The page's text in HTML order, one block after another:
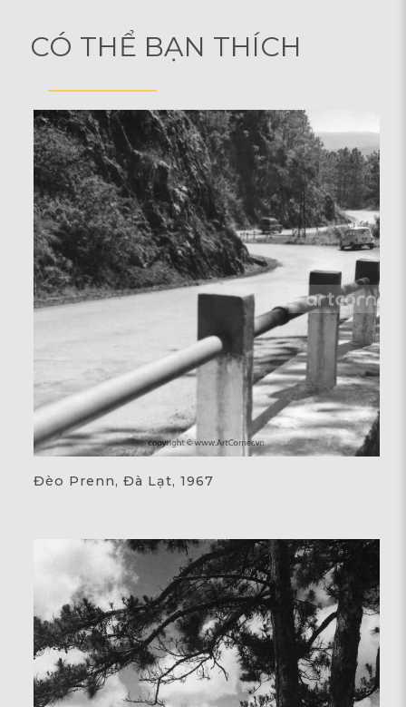
CÓ THỂ BẠN THÍCH
Đèo Prenn, Đà Lạt, 1967